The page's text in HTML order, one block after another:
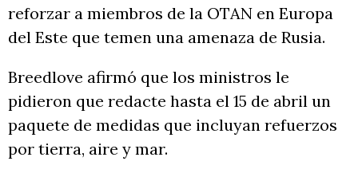
reforzar a miembros de la OTAN en Europa
del Este que temen una amenaza de Rusia.
Breedlove afirmó que los ministros le
pidieron que redacte hasta el 15 de abril un
paquete de medidas que incluyan refuerzos
por tierra, aire y mar.